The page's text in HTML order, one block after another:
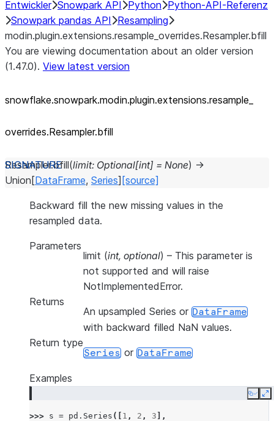
Entwickler Snowpark API Python Python-API-Referenz
Snowpark pandas API
Resampling
modin.plugin.extensions.resample_overrides.Resampler.bfill
You are viewing documentation about an older version
(1.47.0). View latest version
snowflake.snowpark.modin.plugin.extensions.resample_
overrides.Resampler.bfill
Resampler.bfill(limit: Optional[int] = None) →
Union [DataFrame, Series] [source]
Backward fill the new missing values in the
resampled data.
Parameters
limit (int, optional) – This parameter is
not supported and will raise
NotImplementedError.
Returns
An upsampled Series or DataFrame
with backward filled NaN values.
Return type
Series or DataFrame
Examples
Copy
>>> s = pd . Series ([ 1 , 2 , 3 ],